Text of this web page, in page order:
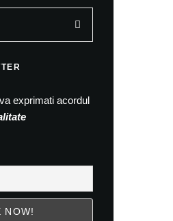
exprimati acordul